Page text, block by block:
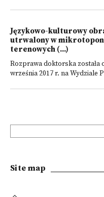
Językowo-kulturowy
utrwalony w
terenowych (...)
Rozprawa doktorska została
września 2017 r. na Wydziale
Site map